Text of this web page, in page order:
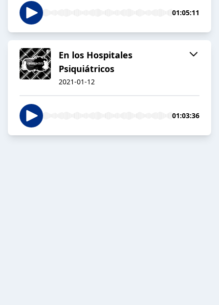
01:05:11
En los Hospitales
Psiquiátricos
2021-01-12
01:03:36